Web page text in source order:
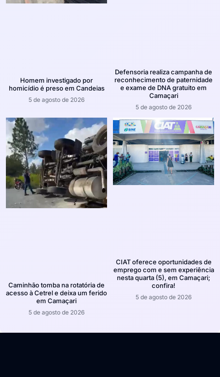
Homem investigado por
homicídio é preso em Candeias
5 de agosto de 2026
Defensoria realiza campanha de
reconhecimento de paternidade
e exame de DNA gratuito em
Camaçari
5 de agosto de 2026
Caminhão tomba na rotatória de
acesso à Cetrel e deixa um ferido
em Camaçari
5 de agosto de 2026
CIAT oferece oportunidades de
emprego com e sem experiência
nesta quarta (5), em Camaçari;
confira!
5 de agosto de 2026